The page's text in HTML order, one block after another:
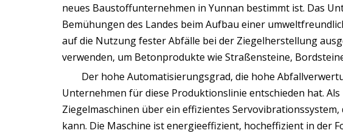
neues Baustoffunternehmen in Yunnan bestimmt ist. Das
Bemühungen des Landes beim Aufbau einer
auf die Nutzung fester Abfälle bei der Ziegelherstellung
verwenden, um Betonprodukte wie Straßensteine,
Der hohe Automatisierungsgrad, die hohe
Unternehmen für diese Produktionslinie entschieden hat.
Ziegelmaschinen über ein effizientes
kann. Die Maschine ist energieeffizient, hocheffizient in der